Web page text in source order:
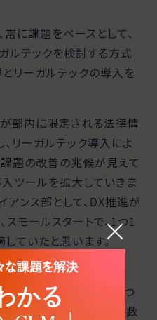
常に課題をベースとして、
ルテックを検討する方式
リーガルテックの導入を
部内に限定される法律情
リーガルテック導入によ
題の改善の兆候が見えて
ツールを拡大していきま
アンス部として、DX推進が
スモールスタートで、1つ1
ていたと思います。
は多くの企業が最初につ
DXには一定の予算や工数